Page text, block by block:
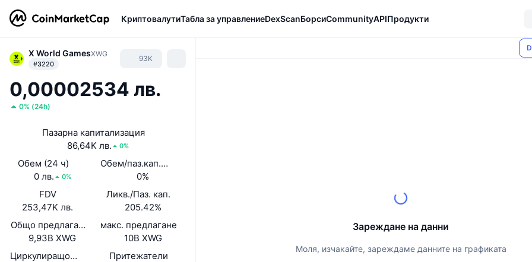
КриптовалутиТабла за управлениеDexScanБорсиCommunityAPIПродукти
X World GamesXWG
#3220
93K
0,00002534 лв.
0% (24h)
Пазарна капитализация
86,64K лв.
0%
Обем (24 ч)
0 лв.
0%
Обем/паз.кап. (24 ч)
0%
FDV
253,47K лв.
Ликв./Паз. кап.
205.42%
Общо предлагане
9,93B XWG
макс. предлагане
10B XWG
Циркулиращо предлаганеПритежатели
Зареждане на данни
Моля, изчакайте, зареждаме данните на графиката